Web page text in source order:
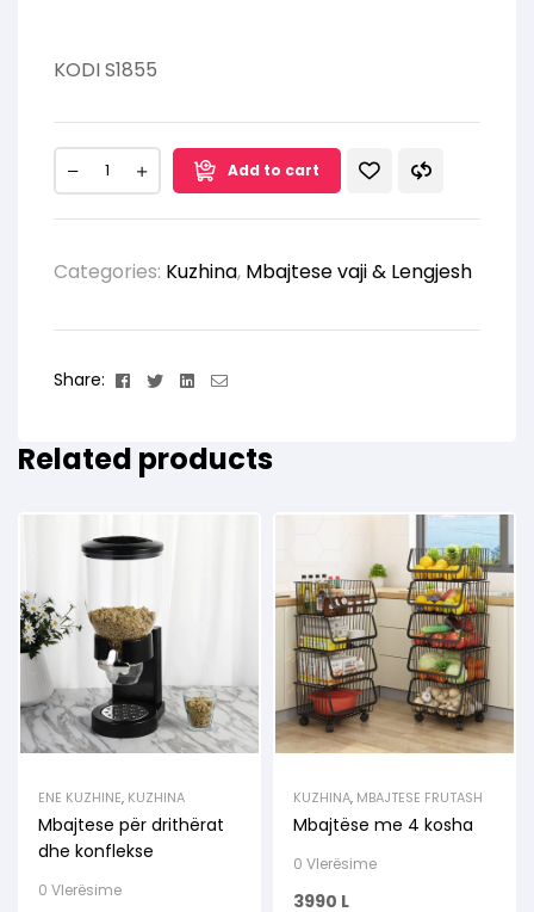
KODI S1855
Add to cart
Categories: Kuzhina, Mbajtese vaji & Lengjesh
Share: Facebook
TwitterLinkedin
Email
Related products
ENE KUZHINE, KUZHINA
Mbajtese për drithërat
dhe konflekse
0 Vlerësime
KUZHINA, MBAJTESE FRUTASH
Mbajtëse me 4 kosha
0 Vlerësime
3990 L